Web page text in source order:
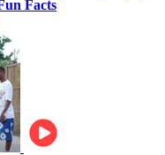
Facts